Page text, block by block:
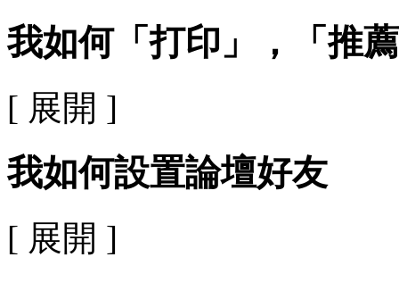
我如何「打印」，「推
[ 展開 ]
我如何設置論壇好友
[ 展開 ]